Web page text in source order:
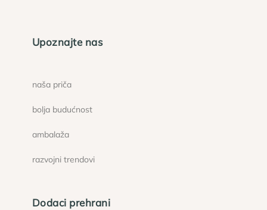
Upoznajte nas
naša priča
bolja budućnost
ambalaža
razvojni trendovi
Dodaci prehrani